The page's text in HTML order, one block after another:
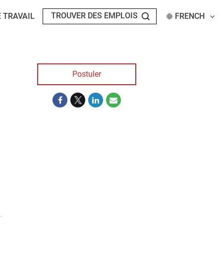
TRAVAIL FRENCH
Postuler